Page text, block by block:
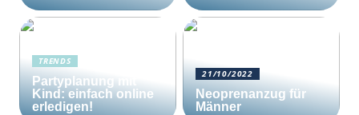
TRENDS
Partyplanung mit
Kind: einfach online
erledigen!
21/10/2022
Neoprenanzug für
Männer